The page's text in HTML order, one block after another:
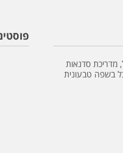
מדריכת סדנאות
בשפה טבעונית